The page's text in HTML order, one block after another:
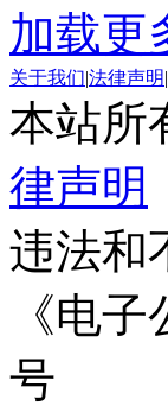
加载更
关于我们|法律声明|
本站所
律声明
违法和
《电
号